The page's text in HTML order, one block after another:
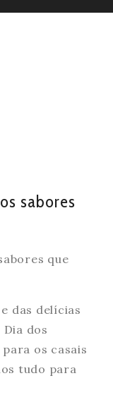
sabores
das delícias
dos
os casais
tudo para